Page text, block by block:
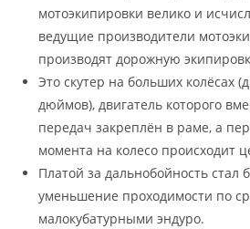
мотоэкипировки велико и
ведущие производители
производят дорожную
Это скутер на больших колёсах
дюймов), двигатель которого
передач закреплён в раме, а
момента на колесо происходит
Платой за дальнобойность стал
уменьшение проходимости по
малокубатурными эндуро.